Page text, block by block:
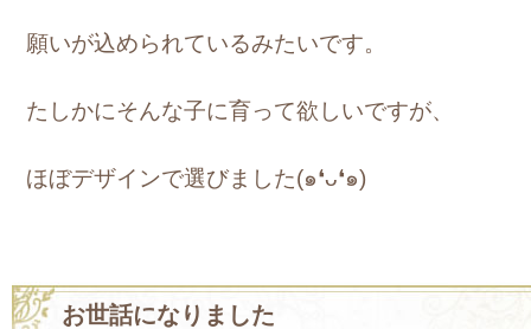
願いが込められているみたいです。
たしかにそんな子に育って欲しいですが、
ほぼデザインで選びました(๑❛ᴗ❛๑)
お世話になりました